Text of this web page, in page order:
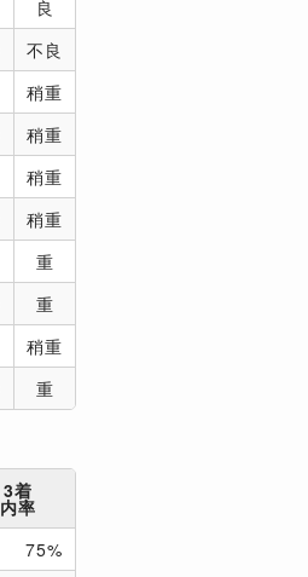
良
不良
稍重
稍重
稍重
稍重
重
重
稍重
重
3着
内率
75%